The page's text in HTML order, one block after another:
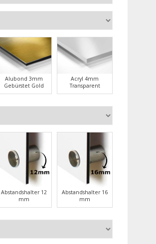
Alubond 3mm
Gebürstet Gold
Acryl 4mm
Transparent
Abstandshalter 12
mm
Abstandshalter 16
mm